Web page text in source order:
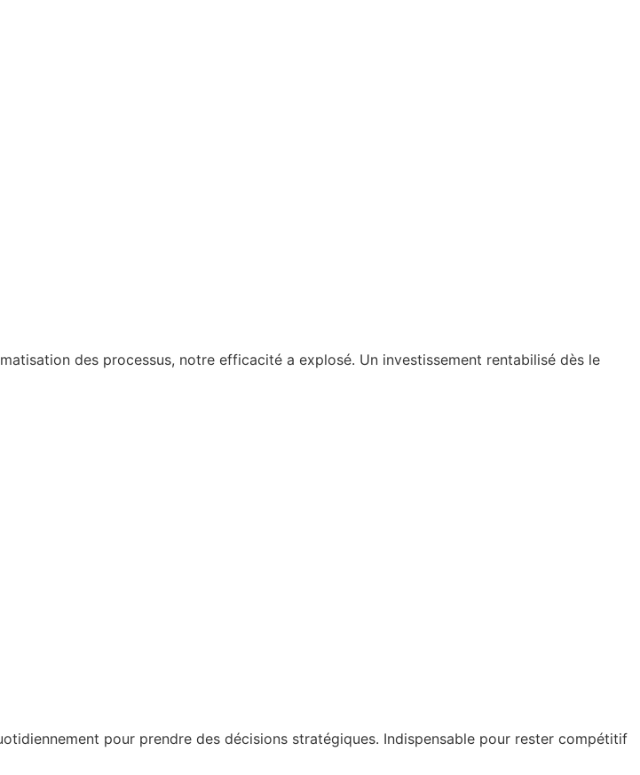
des processus, notre efficacité a explosé. Un investissement rentabilisé dès le
pour prendre des décisions stratégiques. Indispensable pour rester compétitif